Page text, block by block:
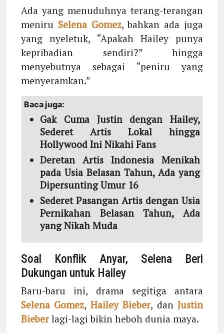
Ada yang menuduhnya terang-terangan
meniru Selena Gomez, bahkan ada juga
yang nyeletuk, “Apakah Hailey punya
kepribadian sendiri?” hingga
menyebutnya sebagai “peniru yang
menyeramkan.”
Baca juga:
Gak Cuma Justin dengan Hailey,
Sederet Artis Lokal hingga
Hollywood Ini Nikahi Fans
Deretan Artis Indonesia Menikah
pada Usia Belasan Tahun, Ada yang
Dipersunting Umur 16
Sederet Pasangan Artis dengan Usia
Pernikahan Belasan Tahun, Ada
yang Nikah Muda
Soal Konflik Anyar, Selena Beri
Dukungan untuk Hailey
Baru-baru ini, drama segitiga antara
Selena Gomez, Hailey Bieber, danJustin
Bieberlagi-lagi bikin heboh dunia maya.